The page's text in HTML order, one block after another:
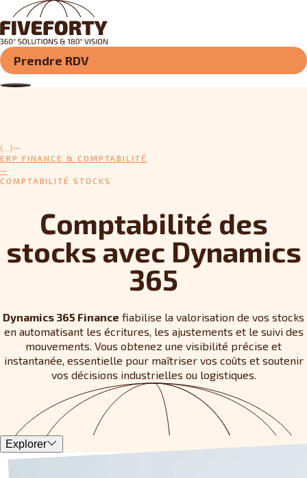
Prendre RDV
(...)
ERP FINANCE & COMPTABILITÉ
COMPTABILITÉ STOCKS
Comptabilité des
stocks avec Dynamics
365
Dynamics 365 Finance fiabilise la valorisation de vos stocks
en automatisant les écritures, les ajustements et le suivi des
mouvements. Vous obtenez une visibilité précise et
instantanée, essentielle pour maîtriser vos coûts et soutenir
vos décisions industrielles ou logistiques.
Explorer